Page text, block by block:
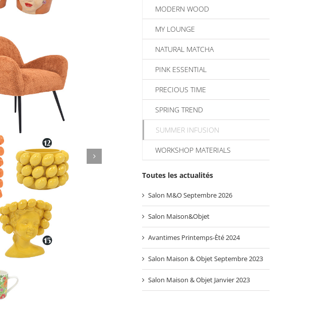
MODERN WOOD
MY LOUNGE
NATURAL MATCHA
PINK ESSENTIAL
PRECIOUS TIME
SPRING TREND
SUMMER INFUSION
WORKSHOP MATERIALS
Toutes les actualités
Salon M&O Septembre 2026
Salon Maison&Objet
Avantimes Printemps-Èté 2024
Salon Maison & Objet Septembre 2023
Salon Maison & Objet Janvier 2023